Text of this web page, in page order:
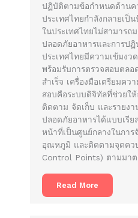
ปฏิบัติตามข้อกำหนดด้านค
ประเทศไทยกำลังกลายเป็
ในประเทศไทยไม่สามารถ
ปลอดภัยอาหารและการป
ประเทศไทยมีความเข้มงว
พร้อมรับการตรวจสอบตล
สำเร็จ เครื่องมือเตรียมคว
สอบคือระบบดิจิทัลที่ช่วยใ
ติดตาม จัดเก็บ และรายง
ปลอดภัยอาหารได้แบบเรีย
หน้าที่เป็นศูนย์กลางในการ
อุณหภูมิ และติดตามจุดคว
Control Points) ตามมาต
Read More